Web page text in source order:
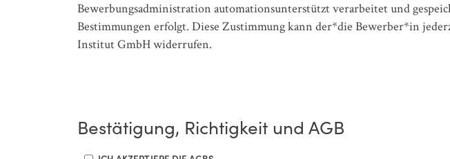
Bewerbungsadministration automationsunterstützt verarbeitet und
Bestimmungen erfolgt. Diese Zustimmung kann der*die Bewerber*in
Institut GmbH widerrufen.
Bestätigung, Richtigkeit und AGB